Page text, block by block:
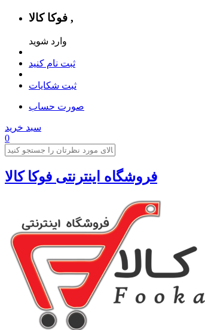
فوکا کالا ,
وارد شوید
ثبت نام کنید
ثبت شکایات
صورت حساب
سبد خرید
0
فروشگاه اینترنتی فوکا کالا